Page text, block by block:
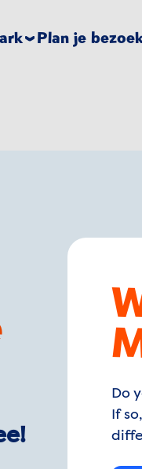
Plan je
Do
If so,